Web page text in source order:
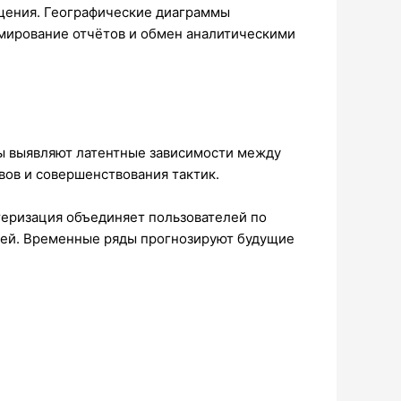
Географические диаграммы
отчётов и обмен аналитическими
выявляют латентные зависимости между
и совершенствования тактик.
объединяет пользователей по
Временные ряды прогнозируют будущие